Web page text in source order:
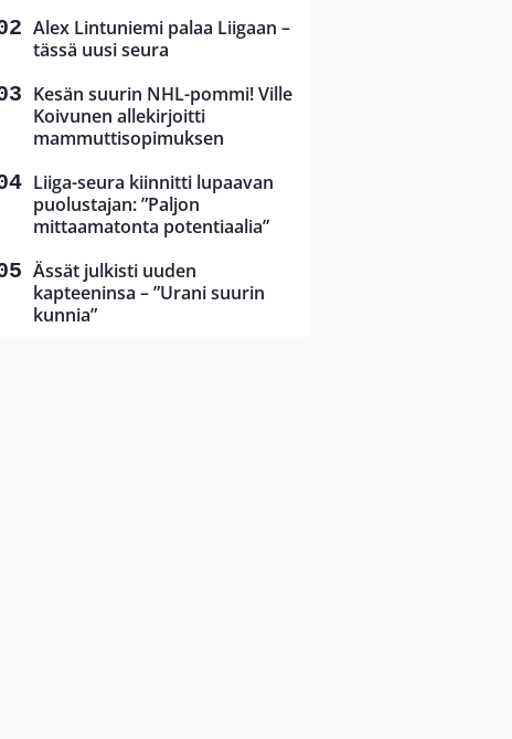
Alex Lintuniemi palaa Liigaan –
tässä uusi seura
Kesän suurin NHL-pommi! Ville
Koivunen allekirjoitti
mammuttisopimuksen
Liiga-seura kiinnitti lupaavan
puolustajan: ”Paljon
mittaamatonta potentiaalia”
Ässät julkisti uuden
kapteeninsa – ”Urani suurin
kunnia”